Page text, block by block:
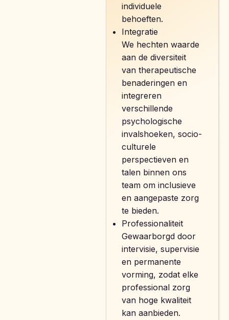
individuele
behoeften.
Integratie
We hechten waarde
aan de diversiteit
van therapeutische
benaderingen en
integreren
verschillende
psychologische
invalshoeken, socio-
culturele
perspectieven en
talen binnen ons
team om inclusieve
en aangepaste zorg
te bieden.
Professionaliteit
Gewaarborgd door
intervisie, supervisie
en permanente
vorming, zodat elke
professional zorg
van hoge kwaliteit
kan aanbieden.